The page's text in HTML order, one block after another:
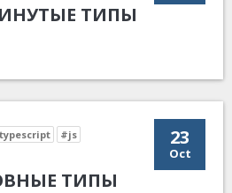
ТИПЫ
23
Oct
#js
ТИПЫ